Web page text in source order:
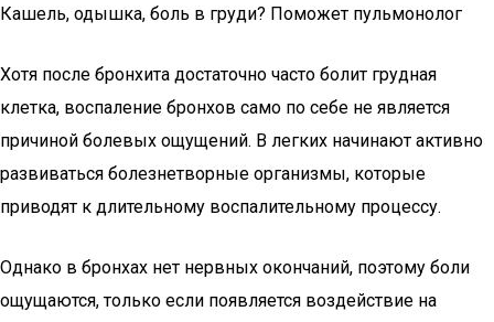
Кашель, одышка, боль в груди? Поможет пульмонолог
Хотя после бронхита достаточно часто болит грудная
клетка, воспаление бронхов само по себе не является
причиной болевых ощущений. В легких начинают активно
развиваться болезнетворные организмы, которые
приводят к длительному воспалительному процессу.
Однако в бронхах нет нервных окончаний, поэтому боли
ощущаются, только если появляется воздействие на